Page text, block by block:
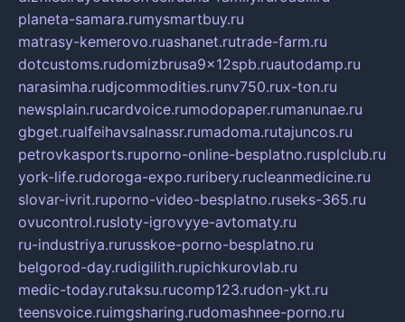
planeta-samara.rumysmartbuy.ru
matrasy-kemerovo.ruashanet.rutrade-farm.ru
dotcustoms.rudomizbrusa9x12spb.ruautodamp.ru
narasimha.rudjcommodities.runv750.rux-ton.ru
newsplain.rucardvoice.rumodopaper.rumanunae.ru
gbget.rualfeihavsalnassr.rumadoma.rutajuncos.ru
petrovkasports.ruporno-online-besplatno.rusplclub.ru
york-life.rudoroga-expo.ruribery.rucleanmedicine.ru
slovar-ivrit.ruporno-video-besplatno.ruseks-365.ru
ovucontrol.rusloty-igrovyye-avtomaty.ru
ru-industriya.rurusskoe-porno-besplatno.ru
belgorod-day.rudigilith.rupichkurovlab.ru
medic-today.rutaksu.rucomp123.rudon-ykt.ru
teensvoice.ruimgsharing.rudomashnee-porno.ru